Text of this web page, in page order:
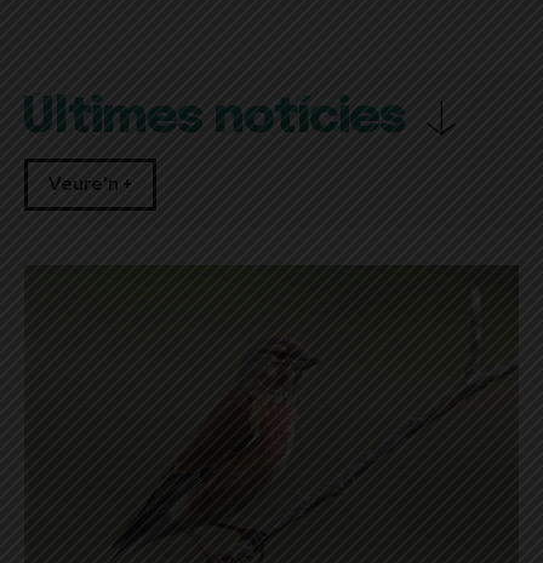
Últimes notícies
Veure'n +